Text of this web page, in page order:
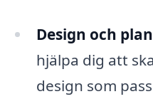
Design och
hjälpa dig att
design som